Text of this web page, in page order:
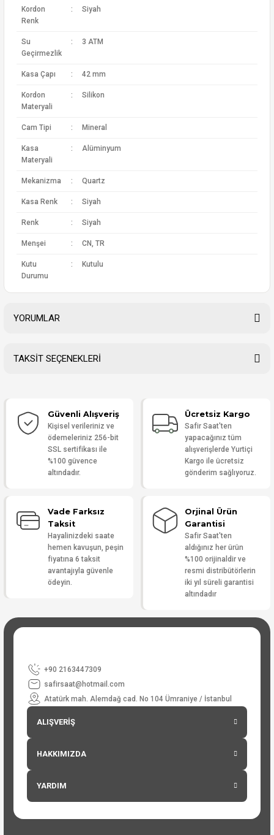
Kordon
Renk
: Siyah
Su
Geçirmezlik
: 3 ATM
Kasa Çapı : 42 mm
Kordon
Materyali
: Silikon
Cam Tipi : Mineral
Kasa
Materyali
: Alüminyum
Mekanizma : Quartz
Kasa Renk : Siyah
Renk : Siyah
Menşei : CN, TR
Kutu
Durumu
: Kutulu
YORUMLAR
Yorum Yaz
TAKSİT SEÇENEKLERİ
Güvenli Alışveriş
Kişisel verileriniz ve
ödemeleriniz 256-bit
SSL sertifikası ile
%100 güvence
altındadır.
Ücretsiz Kargo
Safir Saat'ten
yapacağınız tüm
alışverişlerde Yurtiçi
Kargo ile ücretsiz
gönderim sağlıyoruz.
Vade Farksız
Taksit
Hayalinizdeki saate
hemen kavuşun, peşin
fiyatına 6 taksit
avantajıyla güvenle
ödeyin.
Orjinal Ürün
Garantisi
Safir Saat'ten
aldığınız her ürün
%100 orijinaldir ve
resmi distribütörlerin
iki yıl süreli garantisi
altındadır
+90 2163447309
safirsaat@hotmail.com
Atatürk mah. Alemdağ cad. No 104 Ümraniye / İstanbul
ALIŞVERİŞ
HAKKIMIZDA
YARDIM